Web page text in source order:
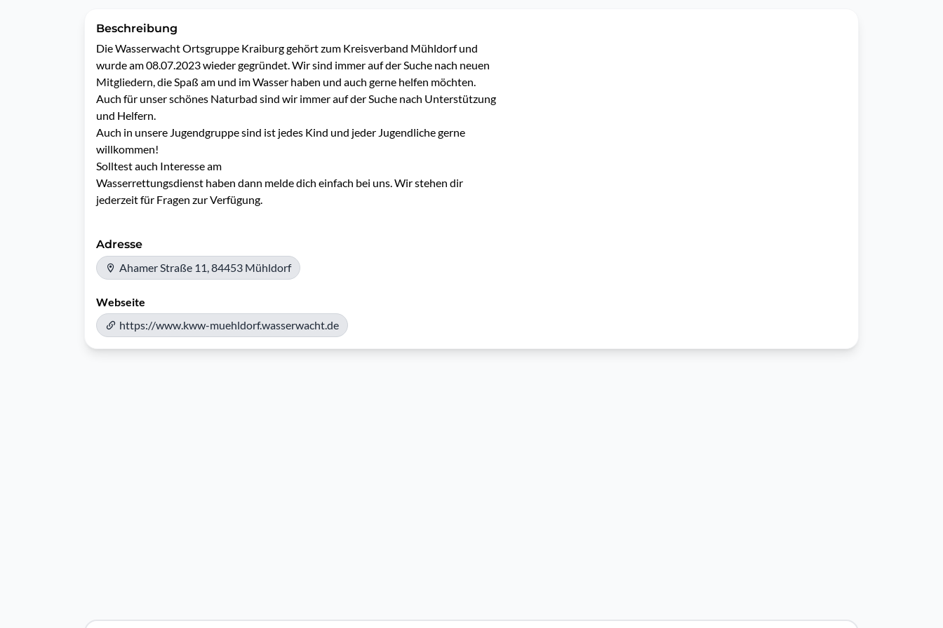
Beschreibung
Die Wasserwacht Ortsgruppe Kraiburg gehört zum Kreisverband Mühldorf und
wurde am 08.07.2023 wieder gegründet. Wir sind immer auf der Suche nach neuen
Mitgliedern, die Spaß am und im Wasser haben und auch gerne helfen möchten.
Auch für unser schönes Naturbad sind wir immer auf der Suche nach Unterstützung
und Helfern.
Auch in unsere Jugendgruppe sind ist jedes Kind und jeder Jugendliche gerne
willkommen!
Solltest auch Interesse am
Wasserrettungsdienst haben dann melde dich einfach bei uns. Wir stehen dir
jederzeit für Fragen zur Verfügung.
Adresse
Ahamer Straße 11, 84453 Mühldorf
Webseite
https://www.kww-muehldorf.wasserwacht.de